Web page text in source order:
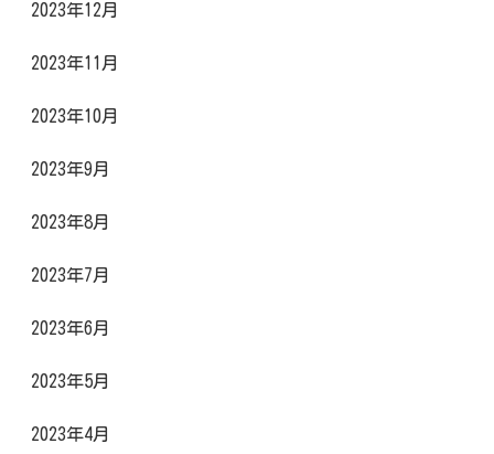
2023年12月
2023年11月
2023年10月
2023年9月
2023年8月
2023年7月
2023年6月
2023年5月
2023年4月